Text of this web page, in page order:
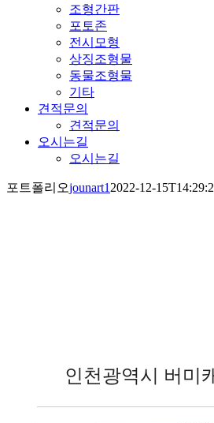
조형간판
포토존
전시모형
상징조형물
동물조형물
기타
견적문의
견적문의
오시는길
오시는길
포트폴리오jounart1 2022-12-
인천광역시 버미